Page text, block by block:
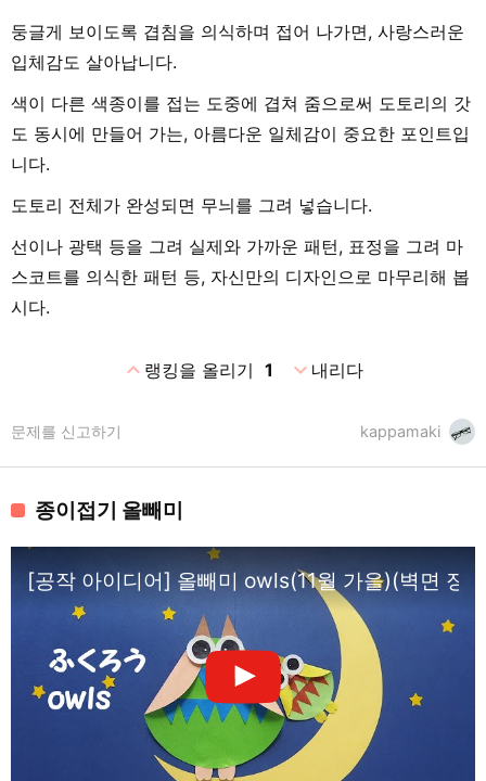
둥글게 보이도록 겹침을 의식하며 접어 나가면, 사랑스러운
입체감도 살아납니다.
색이 다른 색종이를 접는 도중에 겹쳐 줌으로써 도토리의 갓
도 동시에 만들어 가는, 아름다운 일체감이 중요한 포인트입
니다.
도토리 전체가 완성되면 무늬를 그려 넣습니다.
선이나 광택 등을 그려 실제와 가까운 패턴, 표정을 그려 마
스코트를 의식한 패턴 등, 자신만의 디자인으로 마무리해 봅
시다.
expand_less랭킹을 올리기 1 expand_more내리다
kappamaki
문제를 신고하기
종이접기 올빼미
[공작 아이디어] 올빼미 owls(11월 가을)(벽면 장